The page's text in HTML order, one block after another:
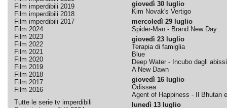
Film imperdibili 2019
Film imperdibili 2018
Film imperdibili 2017
Film 2024
Film 2023
Film 2022
Film 2021
Film 2020
Film 2019
Film 2018
Film 2017
Film 2016
Tutte le serie tv imperdibili
giovedì 30 luglio
Kim Novak's Vertigo
mercoledì 29 luglio
Spider-Man - Brand New Day
giovedì 23 luglio
Terapia di famiglia
Blue
Deep Water - Incubo dagli abissi
A New Dawn
giovedì 16 luglio
Odissea
Agent of Happiness - Il Bhutan
lunedì 13 luglio